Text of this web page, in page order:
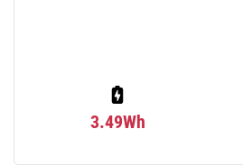
3.49Wh